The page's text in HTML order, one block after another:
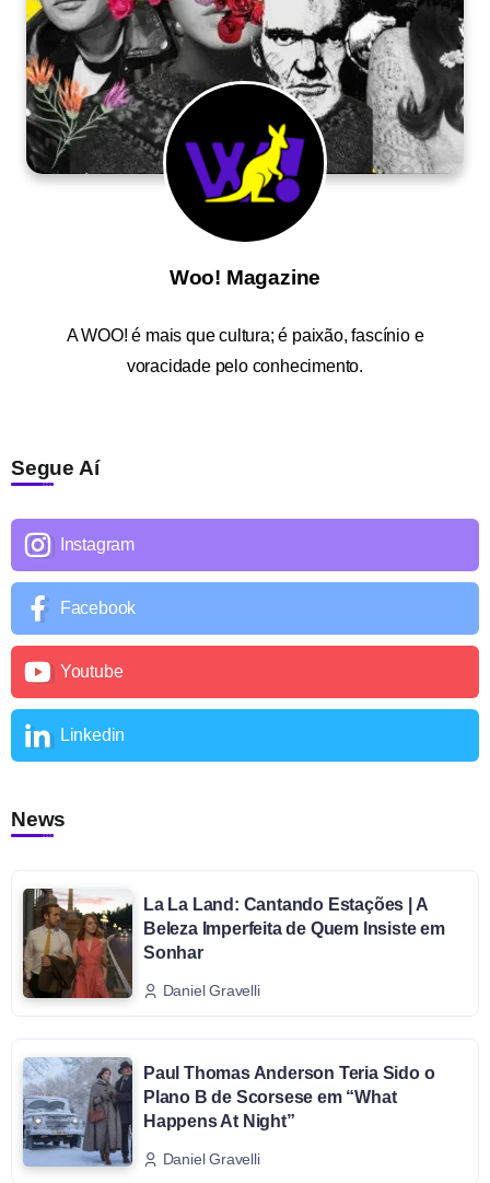
Woo! Magazine
AWOO! é mais que cultura; é paixão, fascínio e
voracidade pelo conhecimento.
Segue Aí
Instagram
Facebook
Youtube
Linkedin
News
La La Land: Cantando Estações | A
Beleza Imperfeita de Quem Insiste em
Sonhar
Daniel Gravelli
Paul Thomas Anderson Teria Sido o
Plano B de Scorsese em “What
Happens At Night”
Daniel Gravelli